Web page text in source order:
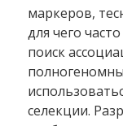
маркеров,
для чего
поиск
селекции.